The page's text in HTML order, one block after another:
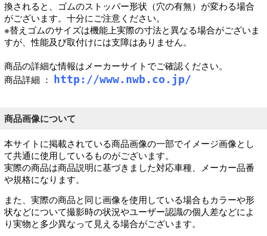
換されると、ゴムのストッパー形状（穴の有無）が変わる場合
がございます。十分にご注意ください。
※替えゴムのサイズは機能上実際の寸法と異なる場合がございま
すが、性能及び取付けには支障はありません。
商品の詳細な情報はメーカーサイトでご確認ください。
商品詳細 ： http://www.nwb.co.jp/
商品画像について
本サイトに掲載されている商品画像の一部でイメージ画像とし
て共通に使用しているものがございます。
実際の商品は商品説明に基づきました対応車種、メーカー品番
や規格になります。
また、実際の商品と同じ画像を使用している場合もカラーや形
状などについて撮影時の状況やユーザー認識の個人差などによ
り実物と多少異なって見える場合がございます。